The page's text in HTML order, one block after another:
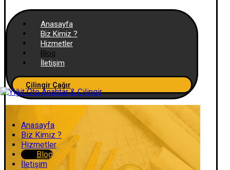
Anasayfa
Biz Kimiz ?
Hizmetler
Blog
İletişim
Çilingir Çağır
Anasayfa
Biz Kimiz ?
Hizmetler
Blog
İletişim